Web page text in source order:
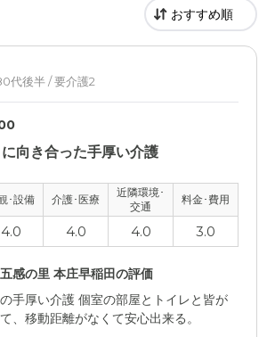
代後半 / 要介護2
向き合った手厚い介護
･設備 介護･医療
近隣環境･
交通
料金･費用
4.0 4.0 4.0 3.0
感の里 本庄早稲田の評価
手厚い介護 個室の部屋とトイレと皆が
、移動距離がなくて安心出来る。